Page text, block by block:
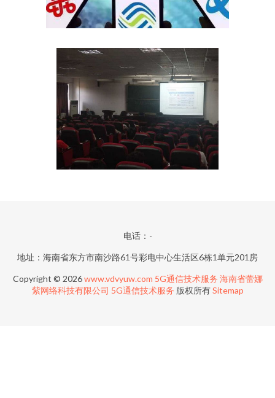
电话：-
地址：海南省东方市南沙路61号彩电中心生活区6栋1单元201房
Copyright © 2026www.vdvyuw.com 5G通信技术服务 海南省蕾娜
紫网络科技有限公司 5G通信技术服务 版权所有Sitemap